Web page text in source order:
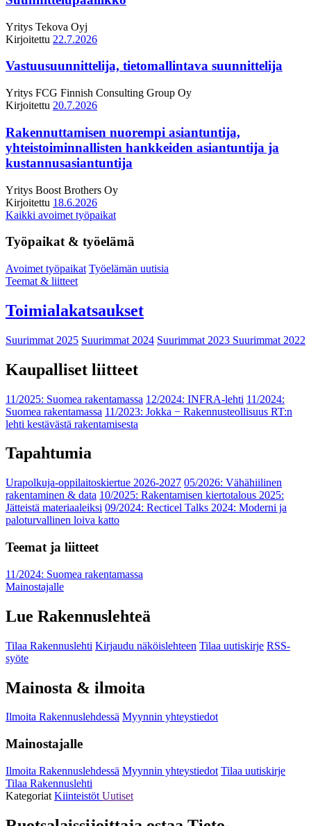
Yritys Tekova Oyj
Kirjoitettu 22.7.2026
Vastuusuunnittelija, tietomallintava suunnittelija
Yritys FCG Finnish Consulting Group Oy
Kirjoitettu 20.7.2026
Rakennuttamisen nuorempi asiantuntija,
yhteistoiminnallisten hankkeiden asiantuntija ja
kustannusasiantuntija
Yritys Boost Brothers Oy
Kirjoitettu 18.6.2026
Kaikki avoimet työpaikat
Työpaikat & työelämä
Avoimet työpaikat Työelämän uutisia
Teemat & liitteet
Toimialakatsaukset
Suurimmat 2025 Suurimmat 2024 Suurimmat 2023 Suurimmat 2022
Kaupalliset liitteet
11/2025: Suomea rakentamassa 12/2024: INFRA-lehti 11/2024:
Suomea rakentamassa 11/2023: Jokka − Rakennusteollisuus RT:n
lehti kestävästä rakentamisesta
Tapahtumia
Urapolkuja-oppilaitoskiertue 2026-2027 05/2026: Vähähiilinen
rakentaminen & data 10/2025: Rakentamisen kiertotalous 2025:
Jätteistä materiaaleiksi 09/2024: Recticel Talks 2024: Moderni ja
paloturvallinen loiva katto
Teemat ja liitteet
11/2024: Suomea rakentamassa
Mainostajalle
Lue Rakennuslehteä
Tilaa Rakennuslehti Kirjaudu näköislehteen Tilaa uutiskirje RSS-
syöte
Mainosta & ilmoita
Ilmoita Rakennuslehdessä Myynnin yhteystiedot
Mainostajalle
Ilmoita Rakennuslehdessä Myynnin yhteystiedot Tilaa uutiskirje
Tilaa Rakennuslehti
Kategoriat Kiinteistöt Uutiset